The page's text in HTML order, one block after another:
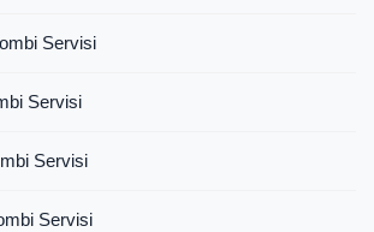
Servisi
Servisi
Servisi
Servisi